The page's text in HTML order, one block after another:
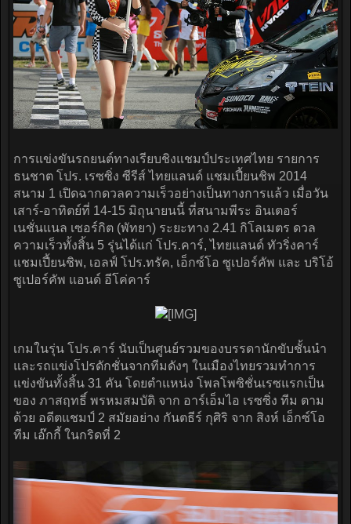
การแข่งขันรถยนต์ทางเรียบชิงแชมป์ประเทศไทย รายการ
ธนชาต โปร. เรซซิ่ง ซีรีส์ ไทยแลนด์ แชมเปี้ยนชิพ 2014
สนาม 1 เปิดฉากดวลความเร็วอย่างเป็นทางการแล้ว เมื่อวัน
เสาร์-อาทิตย์ที่ 14-15 มิถุนายนนี้ ที่สนามพีระ อินเตอร์
เนชั่นแนล เซอร์กิต (พัทยา) ระยะทาง 2.41 กิโลเมตร ดวล
ความเร็วทั้งสิ้น 5 รุ่นได้แก่ โปร.คาร์, ไทยแลนด์ ทัวริ่งคาร์
แชมเปี้ยนชิพ, เอลฟ์ โปร.ทรัค, เอ็กซ์โอ ซูเปอร์คัพ และ บริโอ้
ซูเปอร์คัพ แอนด์ อีโค่คาร์
เกมในรุ่น โปร.คาร์ นับเป็นศูนย์รวมของบรรดานักขับชั้นนำ
และรถแข่งโปรดักชั่นจากทีมดังๆ ในเมืองไทยรวมทำการ
แข่งขันทั้งสิ้น 31 คัน โดยตำแหน่ง โพลโพซิชั่นเรซแรกเป็น
ของ ภาสฤทธิ์ พรหมสมบัติ จาก อาร์เอ็มไอ เรซซิ่ง ทีม ตาม
ด้วย อดีตแชมป์ 2 สมัยอย่าง กันตธีร์ กุศิริ จาก สิงห์ เอ็กซ์โอ
ทีม เอ๊กกี้ ในกริดที่ 2